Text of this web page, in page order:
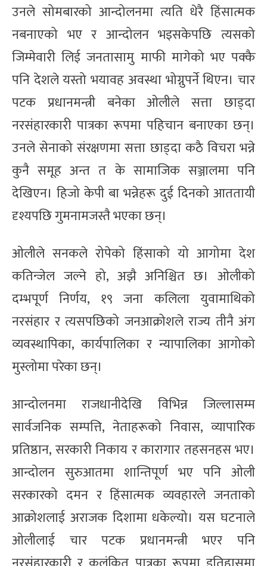
उनले सोमबारको आन्दोलनमा त्यति धेरै हिंसात्मक
नबनाएको भए र आन्दोलन भइसकेपछि त्यसको
जिम्मेवारी लिई जनतासामु माफी मागेको भए पक्कै
पनि देशले यस्तो भयावह अवस्था भोग्नुपर्ने थिएन। चार
पटक प्रधानमन्त्री बनेका ओलीले सत्ता छाड्दा
नरसंहारकारी पात्रका रूपमा पहिचान बनाएका छन्।
उनले सेनाको संरक्षणमा सत्ता छाड्दा कठै विचरा भन्ने
कुनै समूह अन्त त के सामाजिक सञ्जालमा पनि
देखिएन। हिजो केपी बा भन्नेहरू दुई दिनको आततायी
दृश्यपछि गुमनामजस्तै भएका छन्।
ओलीले सनकले रोपेको हिंसाको यो आगोमा देश
कतिन्जेल जल्ने हो, अझै अनिश्चित छ। ओलीको
दम्भपूर्ण निर्णय, १९ जना कलिला युवामाथिको
नरसंहार र त्यसपछिको जनआक्रोशले राज्य तीनै अंग
व्यवस्थापिका, कार्यपालिका र न्यापालिका आगोको
मुस्लोमा परेका छन्।
आन्दोलनमा राजधानीदेखि विभिन्न जिल्लासम्म
सार्वजनिक सम्पत्ति, नेताहरूको निवास, व्यापारिक
प्रतिष्ठान, सरकारी निकाय र कारागार तहसनहस भए।
आन्दोलन सुरुआतमा शान्तिपूर्ण भए पनि ओली
सरकारको दमन र हिंसात्मक व्यवहारले जनताको
आक्रोशलाई अराजक दिशामा धकेल्यो। यस घटनाले
ओलीलाई चार पटक प्रधानमन्त्री भएर पनि